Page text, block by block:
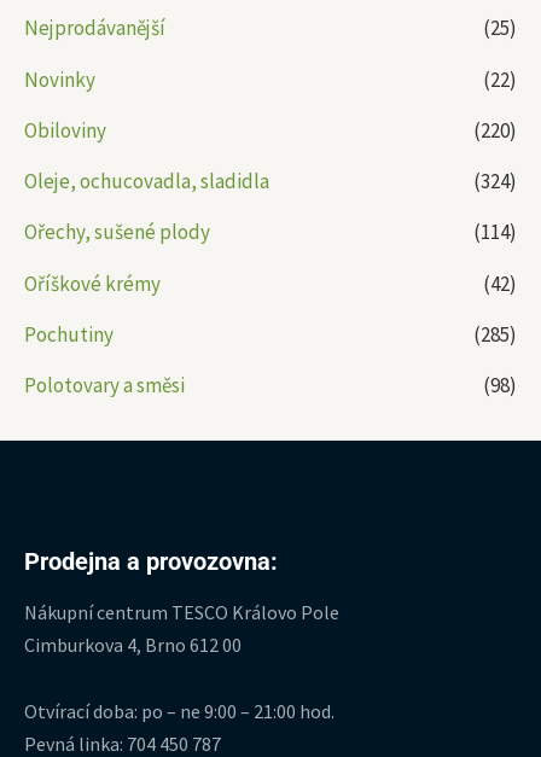
Nejprodávanější
(25)
Novinky
(22)
Obiloviny
(220)
Oleje, ochucovadla, sladidla
(324)
Ořechy, sušené plody
(114)
Oříškové krémy
(42)
Pochutiny
(285)
Polotovary a směsi
(98)
Prodejna a provozovna:
Nákupní centrum TESCO Královo Pole
Cimburkova 4, Brno 612 00
Otvírací doba: po – ne 9:00 – 21:00 hod.
Pevná linka: 704 450 787